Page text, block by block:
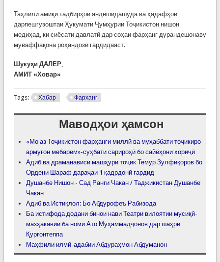
Таҳлили амиқи тадбирҳои андешидашуда ва ҳадафҳои
дарпешгузоштаи Ҳукумати Ҷумҳурии Тоҷикистон нишон
медиҳад, ки сиёсати давлатӣ дар соҳаи фарҳанг дурандешонаву
муваффақона роҳандозӣ гардидааст.
Шукӯҳи ДАЛЕР,
АМИТ «Ховар»
Tags: Хабар Фарҳанг
Маводҳои ҳамсон
«Мо аз Тоҷикистон фарҳанги миллӣ ва муҳаббати тоҷикиро
армуғон мебарем»-суҳбати сарироҳӣ бо сайёҳони хориҷӣ
Адиб ва драманависи машҳури тоҷик Темур Зулфиқоров бо
Ордени Шараф дараҷаи 1 қадрдонӣ гардид
Душанбе Нишон - Сад Ранги Чакан / Таджикистан Душанбе
Чакан
Адиб ва Истиқлол: Бо Абдурофеъ Рабизода
Ба истифода додани бинои нави Театри вилоятии мусиқӣ-
мазҳакавии ба номи Ато Муҳаммадҷонов дар шаҳри
Қурғонтеппа
Маҳфили илмӣ-адабии Абдураҳмон Абдуманон